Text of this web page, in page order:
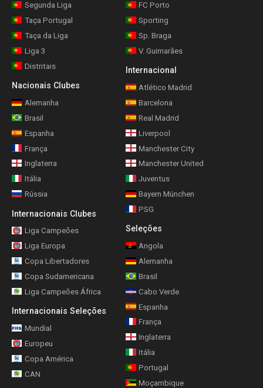
Segunda Liga
Taça Portugal
Taça da Liga
Liga 3
Distritais
Nacionais Clubes
Alemanha
Brasil
Espanha
França
Inglaterra
Itália
Rússia
Internacionais Clubes
Liga Campeões
Liga Europa
Copa Libertadores
Copa Sudamericana
Liga Campeões África
Internacionais Seleções
Mundial
Europeu
Copa América
CAN
FC Porto
Sporting
Sp. Braga
V. Guimarães
Internacional
Atlético Madrid
Barcelona
Real Madrid
Liverpool
Manchester City
Manchester United
Juventus
Bayern München
PSG
Seleções
Angola
Alemanha
Brasil
Cabo Verde
Espanha
França
Inglaterra
Itália
Portugal
Moçambique